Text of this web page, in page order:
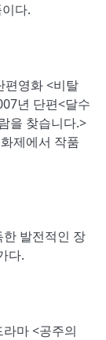
다.
편영화 <비탈
년 단편<달수
을 찾습니다.>
제에서 작품
발전적인 장
다.
마 <공주의